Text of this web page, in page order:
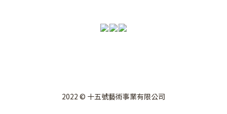
2022 © 十五號藝術事業有限公司